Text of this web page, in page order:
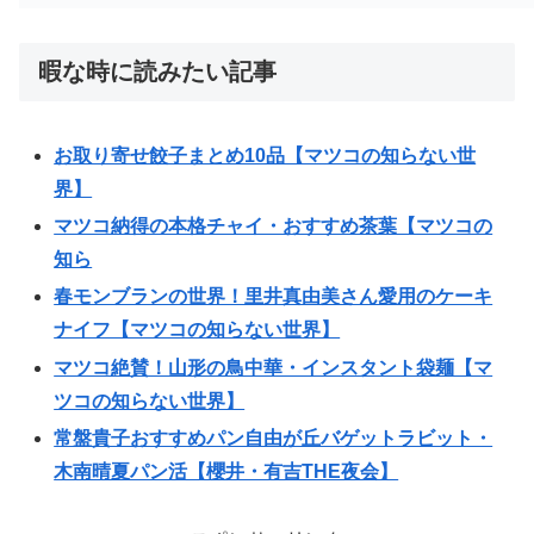
暇な時に読みたい記事
お取り寄せ餃子まとめ10品【マツコの知らない世
界】
マツコ納得の本格チャイ・おすすめ茶葉【マツコの
知ら
春モンブランの世界！里井真由美さん愛用のケーキ
ナイフ【マツコの知らない世界】
マツコ絶賛！山形の鳥中華・インスタント袋麺【マ
ツコの知らない世界】
常盤貴子おすすめパン自由が丘バゲットラビット・
木南晴夏パン活【櫻井・有吉THE夜会】